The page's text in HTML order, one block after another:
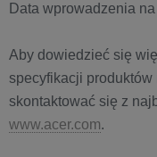
Data wprowadzenia
Aby dowiedzieć się
specyfikacji
skontaktować się z
www.acer.com.